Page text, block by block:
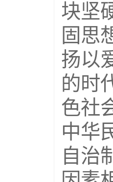
块坚
固思
扬以
的时
色社
中华
自治